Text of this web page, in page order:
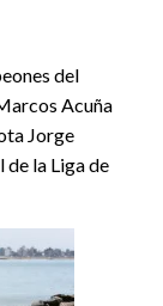
del
Acuña
Jorge
de la Liga de